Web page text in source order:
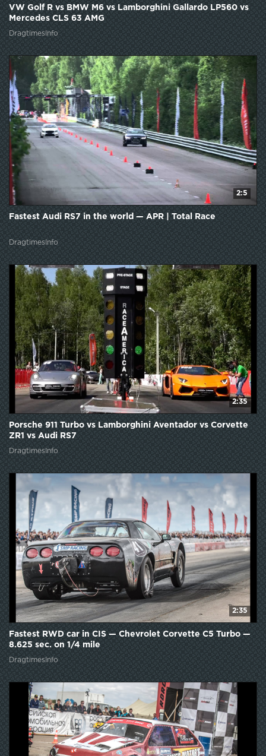
VW Golf R vs BMW M6 vs Lamborghini Gallardo LP560 vs
Mercedes CLS 63 AMG
DragtimesInfo
2:5
Fastest Audi RS7 in the world — APR | Total Race
DragtimesInfo
2:35
Porsche 911 Turbo vs Lamborghini Aventador vs Corvette
ZR1 vs Audi RS7
DragtimesInfo
2:35
Fastest RWD car in CIS — Chevrolet Corvette C5 Turbo —
8.625 sec. on 1/4 mile
DragtimesInfo